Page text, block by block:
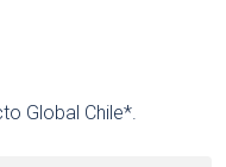
Global Chile*.